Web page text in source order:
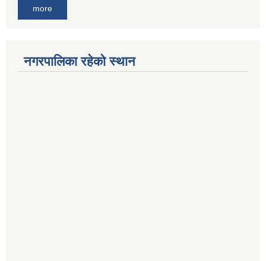
more
नगरपालिका रहेको स्थान